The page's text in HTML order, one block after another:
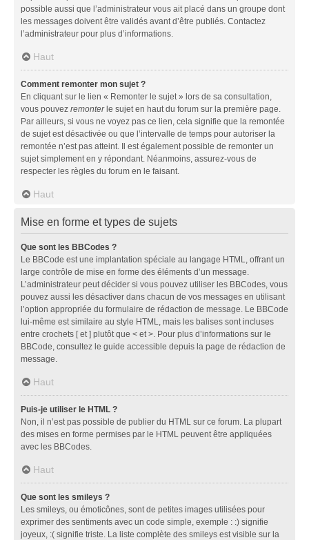
possible aussi que l’administrateur vous ait placé dans un groupe dont
les messages doivent être validés avant d’être publiés. Contactez
l’administrateur pour plus d’informations.
Haut
Comment remonter mon sujet ?
En cliquant sur le lien « Remonter le sujet » lors de sa consultation,
vous pouvez remonterle sujet en haut du forum sur la première page.
Par ailleurs, si vous ne voyez pas ce lien, cela signifie que la remontée
de sujet est désactivée ou que l’intervalle de temps pour autoriser la
remontée n’est pas atteint. Il est également possible de remonter un
sujet simplement en y répondant. Néanmoins, assurez-vous de
respecter les règles du forum en le faisant.
Haut
Mise en forme et types de sujets
Que sont les BBCodes ?
Le BBCode est une implantation spéciale au langage HTML, offrant un
large contrôle de mise en forme des éléments d’un message.
L’administrateur peut décider si vous pouvez utiliser les BBCodes, vous
pouvez aussi les désactiver dans chacun de vos messages en utilisant
l’option appropriée du formulaire de rédaction de message. Le BBCode
lui-même est similaire au style HTML, mais les balises sont incluses
entre crochets [ et ] plutôt que < et >. Pour plus d’informations sur le
BBCode, consultez le guide accessible depuis la page de rédaction de
message.
Haut
Puis-je utiliser le HTML ?
Non, il n’est pas possible de publier du HTML sur ce forum. La plupart
des mises en forme permises par le HTML peuvent être appliquées
avec les BBCodes.
Haut
Que sont les smileys ?
Les smileys, ou émoticônes, sont de petites images utilisées pour
exprimer des sentiments avec un code simple, exemple : :) signifie
joyeux, :( signifie triste. La liste complète des smileys est visible sur la